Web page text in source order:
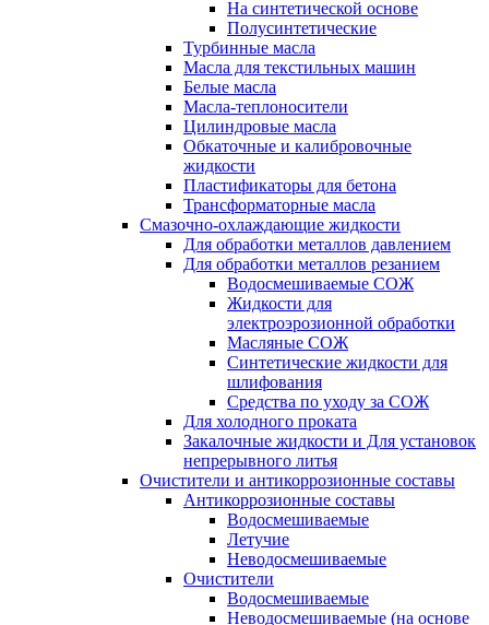
На синтетической основе
Полусинтетические
Турбинные масла
Масла для текстильных машин
Белые масла
Масла-теплоносители
Цилиндровые масла
Обкаточные и калибровочные
жидкости
Пластификаторы для бетона
Трансформаторные масла
Смазочно-охлаждающие жидкости
Для обработки металлов давлением
Для обработки металлов резанием
Водосмешиваемые СОЖ
Жидкости для
электроэрозионной обработки
Масляные СОЖ
Синтетические жидкости для
шлифования
Средства по уходу за СОЖ
Для холодного проката
Закалочные жидкости и Для установок
непрерывного литья
Очистители и антикоррозионные составы
Антикоррозионные составы
Водосмешиваемые
Летучие
Неводосмешиваемые
Очистители
Водосмешиваемые
Неводосмешиваемые (на основе